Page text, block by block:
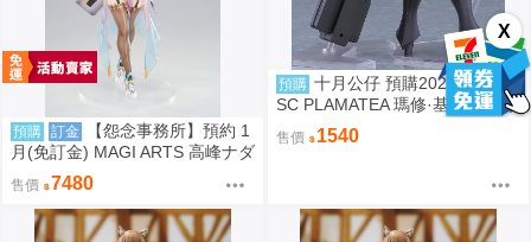
X
預購 訂金
【怨念事務所】預約 1
月(免訂金) MAGI ARTS 高峰ナダ
レ 兔女郎服裝計畫 索菲亞 機甲
修女 1/6 亮色特別版 1004
售價 7480
預購 十月公仔 預購2027年4月 G
SC PLAMATEA 瑪修·基利艾拉特
[奧特瑙斯]組裝模型 0924
售價 1540